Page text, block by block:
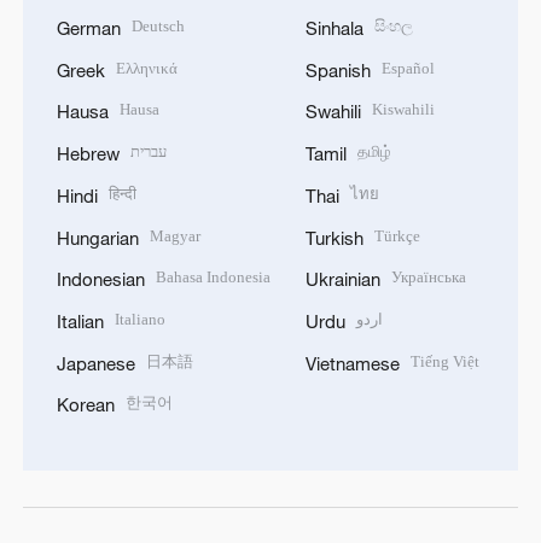
German Deutsch
Greek Ελληνικά
Hausa Hausa
Hebrew עברית
Hindi हिन्दी
Hungarian Magyar
Indonesian Bahasa Indonesia
Italian Italiano
Japanese 日本語
Korean 한국어
Sinhala සිංහල
Spanish Español
Swahili Kiswahili
Tamil தமிழ்
Thai ไทย
Turkish Türkçe
Ukrainian Українська
Urdu اردو
Vietnamese Tiếng Việt